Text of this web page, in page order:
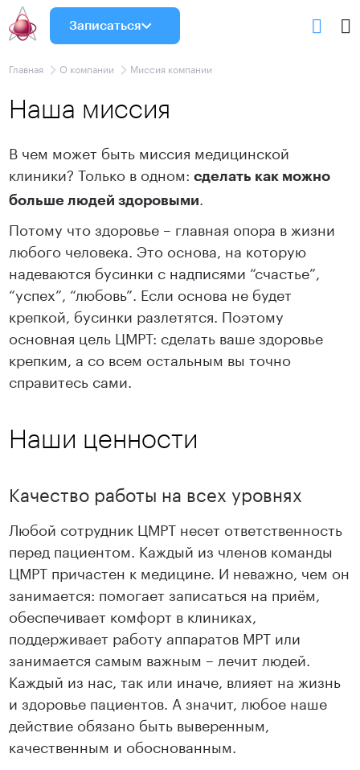
Записаться
Главная О компании Миссия компании
Наша миссия
В чем может быть миссия медицинской
клиники? Только в одном:сделать как можно
больше людей здоровыми
Потому что здоровье – главная опора в жизни
любого человека. Это основа, на которую
надеваются бусинки с надписями “счастье”,
“успех”, “любовь”. Если основа не будет
крепкой, бусинки разлетятся. Поэтому
основная цель ЦМРТ: сделать ваше здоровье
крепким, а со всем остальным вы точно
справитесь сами.
Наши ценности
Качество работы на всех уровнях
Любой сотрудник ЦМРТ несет ответственность
перед пациентом. Каждый из членов команды
ЦМРТ причастен к медицине. И неважно, чем он
занимается: помогает записаться на приём,
обеспечивает комфорт в клиниках,
поддерживает работу аппаратов МРТ или
занимается самым важным – лечит людей.
Каждый из нас, так или иначе, влияет на жизнь
и здоровье пациентов. А значит, любое наше
действие обязано быть выверенным,
качественным и обоснованным.